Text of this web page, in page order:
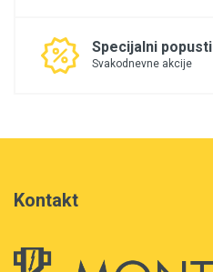
Specijalni popusti
Svakodnevne akcije
Kontakt